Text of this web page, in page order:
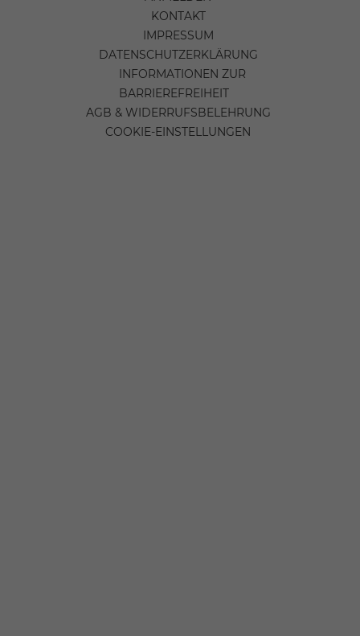
KONTAKT
IMPRESSUM
DATENSCHUTZERKLÄRUNG
INFORMATIONEN ZUR
BARRIEREFREIHEIT
AGB & WIDERRUFSBELEHRUNG
COOKIE-EINSTELLUNGEN